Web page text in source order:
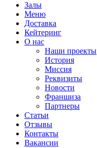
Залы
Меню
Доставка
Кейтеринг
О нас
Наши проекты
История
Миссия
Реквизиты
Новости
Франшиза
Партнеры
Статьи
Отзывы
Контакты
Вакансии